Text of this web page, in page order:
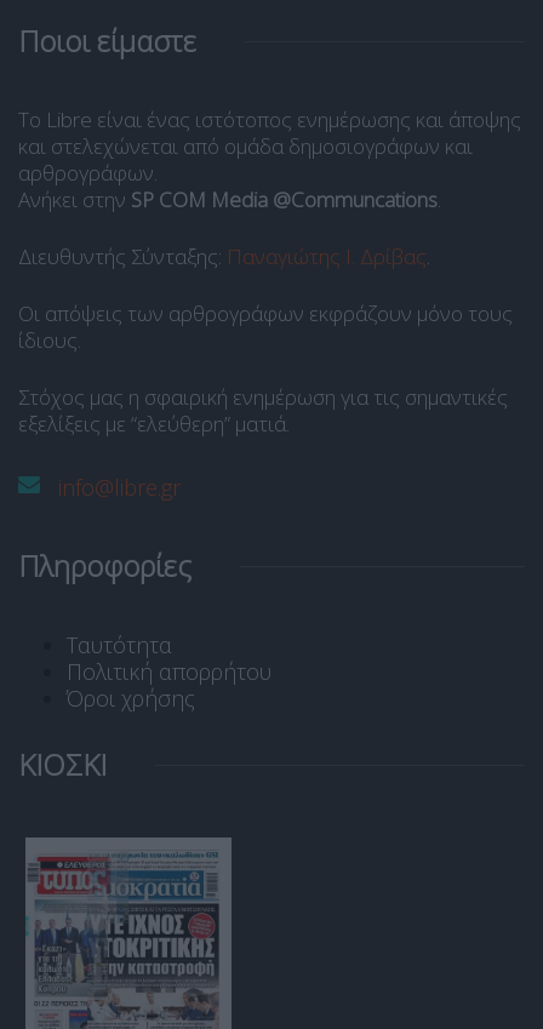
Ποιοι είμαστε
Το Libre είναι ένας ιστότοπος ενημέρωσης και άποψης
και στελεχώνεται από ομάδα δημοσιογράφων και
αρθρογράφων.
Ανήκει στην SP COM Media @Communcations.
Διευθυντής Σύνταξης: Παναγιώτης Ι. Δρίβας.
Οι απόψεις των αρθρογράφων εκφράζουν μόνο τους
ίδιους.
Στόχος μας η σφαιρική ενημέρωση για τις σημαντικές
εξελίξεις με “ελεύθερη” ματιά.
info@libre.gr
Πληροφορίες
Ταυτότητα
Πολιτική απορρήτου
Όροι χρήσης
ΚΙΟΣΚΙ